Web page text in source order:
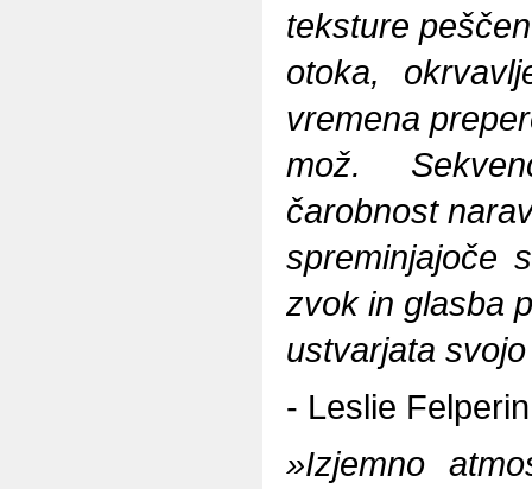
teksture
otoka,
vremena
mož.
čarobnost
spreminjajoče
zvok in glasba
ustvarjata
- Leslie
»Izjemno